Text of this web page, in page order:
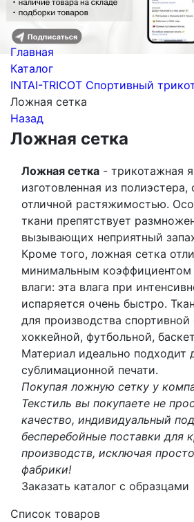
Главная
Каталог
INTAI-TRICOT Спортивный
Ложная сетка
Назад
Ложная сетка
Ложная сетка - трикотажная
изготовленная из полиэстера,
отличной растяжимостью.
ткани препятствует
вызывающих неприятный
Кроме того, ложная сетка
минимальным коэффициентом
влаги: эта влага при
испаряется очень быстро.
для производства
хоккейной, футбольной,
Материал идеально подходит
сублимационной печати.
Покупая ложную сетку у
Текстиль вы покупаете не
качество, индивидуальный
бесперебойные поставки для
производств, исключая
фабрики!
Заказать каталог с образцами
Список товаров